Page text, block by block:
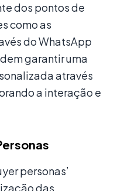
dos pontos de
como as
do WhatsApp
garantir uma
através
a interação e
personas’
das